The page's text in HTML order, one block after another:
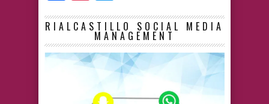
RIALCASTILLO SOCIAL MEDIA
MANAGEMENT